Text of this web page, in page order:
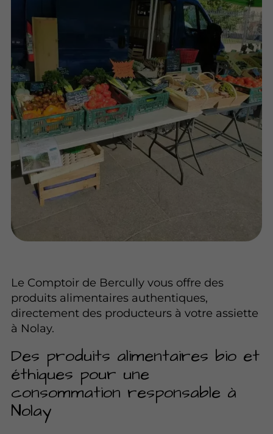
Le Comptoir de Bercully vous offre des
produits alimentaires authentiques,
directement des producteurs à votre assiette
à Nolay.
Des produits alimentaires bio et
éthiques pour une
consommation responsable à
Nolay